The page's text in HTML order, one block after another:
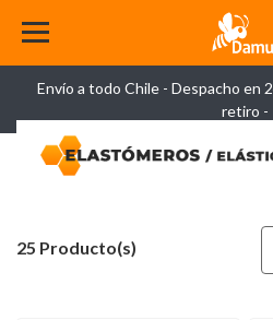
Envío a todo Chile - Despacho en
retiro -
25 Producto(s)